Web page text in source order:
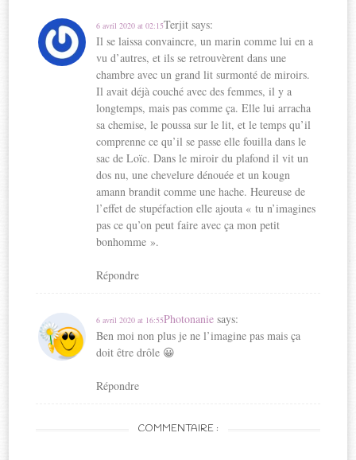
Terjit says:
6 avril 2020 at 02:15
Il se laissa convaincre, un marin comme lui en a
vu d’autres, et ils se retrouvèrent dans une
chambre avec un grand lit surmonté de miroirs.
Il avait déjà couché avec des femmes, il y a
longtemps, mais pas comme ça. Elle lui arracha
sa chemise, le poussa sur le lit, et le temps qu’il
comprenne ce qu’il se passe elle fouilla dans le
sac de Loïc. Dans le miroir du plafond il vit un
dos nu, une chevelure dénouée et un kougn
amann brandit comme une hache. Heureuse de
l’effet de stupéfaction elle ajouta « tu n’imagines
pas ce qu’on peut faire avec ça mon petit
bonhomme ».
Répondre
Photonanie says:
6 avril 2020 at 16:55
Ben moi non plus je ne l’imagine pas mais ça
doit être drôle 😀
Répondre
COMMENTAIRE :